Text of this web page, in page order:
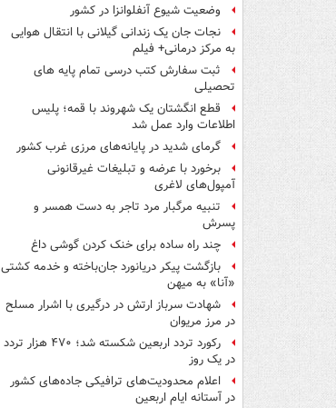
وضعیت شیوع آنفلوانزا در کشور
نجات جان یک زندانی گیلانی با انتقال هوایی
به مرکز درمانی+ فیلم
ثبت سفارش کتب درسی تمام پایه های
تحصیلی
قطع انگشتان یک شهروند با قمه؛ پلیس
اطلاعات وارد عمل شد
گرمای شدید در پایانه‌های مرزی غرب کشور
برخورد با عرضه و تبلیغات غیرقانونی
آمپول‌های لاغری
تنبیه مرگبار مرد تاجر به دست همسر و
پسرش
چند راه‌ ساده برای خنک کردن گوشی داغ
بازگشت پیکر دریانورد جان‌باخته و خدمه کشتی
«آنا» به میهن
شهادت سرباز ارتش در درگیری با اشرار مسلح
در مرز مریوان
رکورد تردد اربعین شکسته شد؛ ۴۷۰ هزار تردد
در یک روز
اعلام محدودیت‌های ترافیکی جاده‌های کشور
در آستانه ایام اربعین